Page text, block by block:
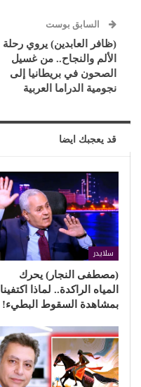
السابق بوست
(ظافر العابدين) يروي رحلة
الألم والنجاح.. من غسيل
الصحون في بريطانيا إلى
نجومية الدراما العربية
قد يعجبك ايضا
سلايدر
(مصطفى النجار) يحرك
المياه الراكدة.. لماذا اكتفينا
بمشاهدة السقوط البطيء!